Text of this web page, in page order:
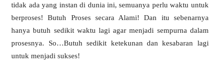
tidak ada yang instan di dunia ini, semuanya perlu waktu untuk
berproses! Butuh Proses secara Alami! Dan itu sebenarnya
hanya butuh sedikit waktu lagi agar menjadi sempurna dalam
prosesnya. So…Butuh sedikit ketekunan dan kesabaran lagi
untuk menjadi sukses!